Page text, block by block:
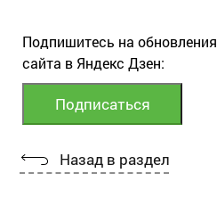
Подпишитесь на обновления
сайта в Яндекс Дзен:
Назад в раздел